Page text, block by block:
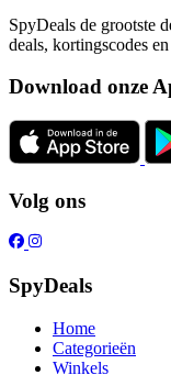
SpyDeals de grootste
deals, kortingscodes
Download onze
Volg ons
SpyDeals
Home
Categorieën
Winkels